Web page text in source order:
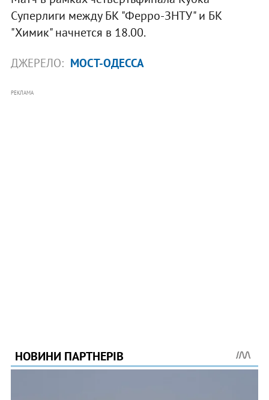
Суперлиги между БК "Ферро-ЗНТУ" и БК
"Химик" начнется в 18.00.
ДЖЕРЕЛО: МОСТ-ОДЕССА
РЕКЛАМА